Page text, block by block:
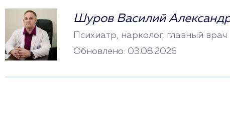
Шуров Василий
Психиатр, нарколог, главный врач
Обновлено: 03.08.2026